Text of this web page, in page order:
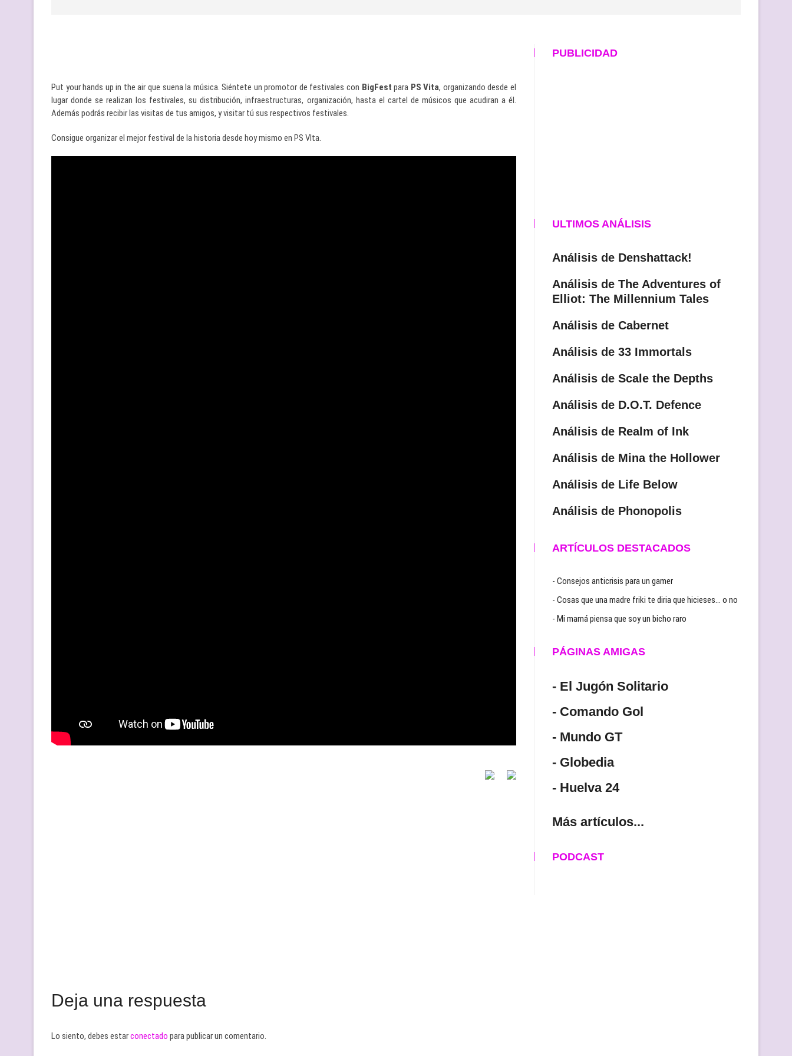
Put your hands up in the air que suena la música. Siéntete un promotor de festivales con BigFest para PS Vita, organizando desde el
lugar donde se realizan los festivales, su distribución, infraestructuras, organización, hasta el cartel de músicos que acudiran a él.
Además podrás recibir las visitas de tus amigos, y visitar tú sus respectivos festivales.
Consigue organizar el mejor festival de la historia desde hoy mismo en PS VIta.
Deja una respuesta
Lo siento, debes estarconectado para publicar un comentario.
PUBLICIDAD
ULTIMOS ANÁLISIS
Análisis de Denshattack!
Análisis de The Adventures of
Elliot: The Millennium Tales
Análisis de Cabernet
Análisis de 33 Immortals
Análisis de Scale the Depths
Análisis de D.O.T. Defence
Análisis de Realm of Ink
Análisis de Mina the Hollower
Análisis de Life Below
Análisis de Phonopolis
ARTÍCULOS DESTACADOS
- Consejos anticrisis para un gamer
- Cosas que una madre friki te diria que hicieses… o no
- Mi mamá piensa que soy un bicho raro
PÁGINAS AMIGAS
- El Jugón Solitario
- Comando Gol
- Mundo GT
- Globedia
- Huelva 24
Más artículos...
PODCAST